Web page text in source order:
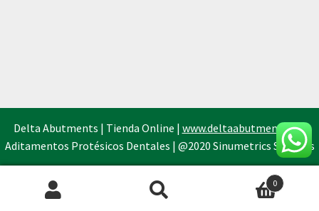
Delta Abutments | Tienda Online | www.deltaabutments.es|
Aditamentos Protésicos Dentales | @2020 Sinumetrics Systems
Búsqueda
0